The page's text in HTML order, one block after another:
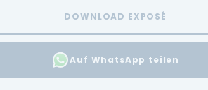
DOWNLOAD EXPOSÉ
Auf WhatsApp teilen